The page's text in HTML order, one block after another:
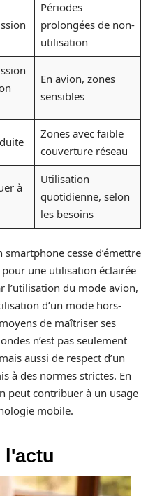
Périodes
prolongées de non-
utilisation
En avion, zones
sensibles
Zones avec faible
couverture réseau
à
Utilisation
quotidienne, selon
les besoins
cesse d’émettre
pour une utilisation éclairée
l’utilisation du mode avion,
d’un mode hors-
de maîtriser ses
n’est pas seulement
aussi de respect d’un
à des normes strictes. En
peut contribuer à un usage
mobile.
l'actu